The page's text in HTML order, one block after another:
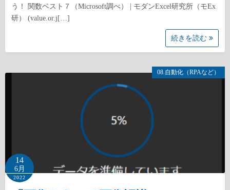
う！ 関数ベスト７（Microsoft調べ） | モダンExcel研究所（モEx
研） (value.or.j[…]
続きを読む
08.自動化（RPAなど）
14
6月
2022